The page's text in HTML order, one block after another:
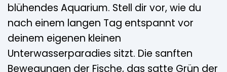
blühendes Aquarium. Stell dir vor, wie du
nach einem langen Tag entspannt vor
deinem eigenen kleinen
Unterwasserparadies sitzt. Die sanften
Bewegungen der Fische, das satte Grün der